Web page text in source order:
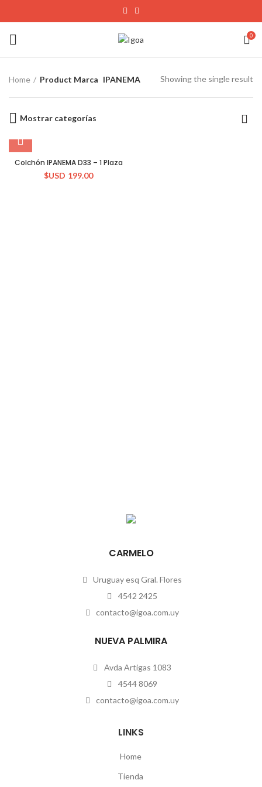
0
Home Product Marca IPANEMA Showing the single result
Mostrar categorías
Colchón IPANEMA D33 – 1 Plaza
$USD 199.00
CARMELO
Uruguay esq Gral. Flores
4542 2425
contacto@igoa.com.uy
NUEVA PALMIRA
Avda Artigas 1083
4544 8069
contacto@igoa.com.uy
LINKS
Home
Tienda